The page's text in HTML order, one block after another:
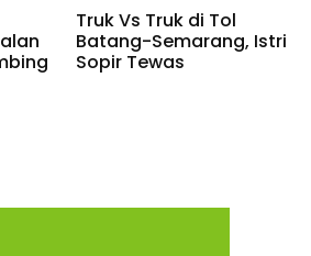
Truk Vs Truk di Tol
Batang-Semarang, Istri
Sopir Tewas